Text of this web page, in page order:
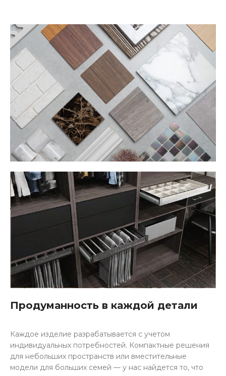
Продуманность в каждой детали
Каждое изделие разрабатывается с учетом
индивидуальных потребностей. Компактные решения
для небольших пространств или вместительные
модели для больших семей — у нас найдется то, что